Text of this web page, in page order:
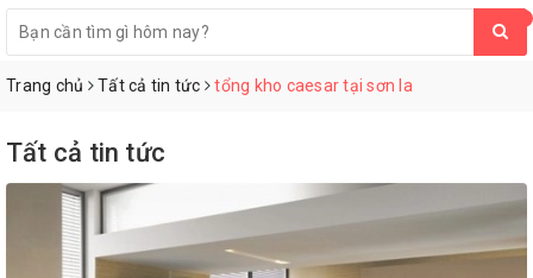
Trang chủ Tất cả tin tức tổng kho caesar tại sơn la
Tất cả tin tức